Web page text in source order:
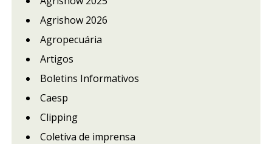
Agrishow 2026
Agropecuária
Artigos
Boletins Informativos
Caesp
Clipping
Coletiva de imprensa